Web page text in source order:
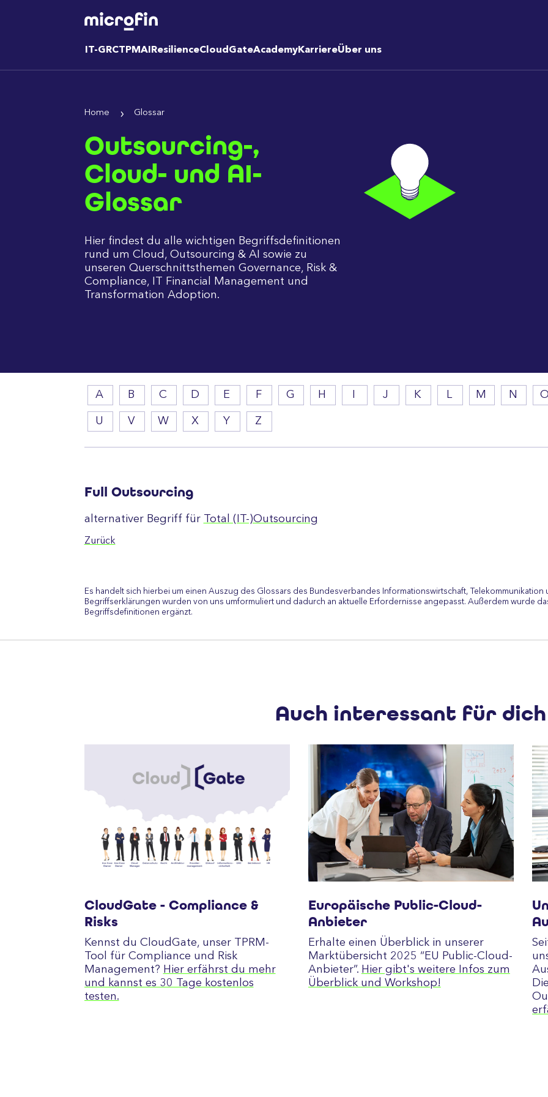
IT-GRCTPMAI ResilienceCloudGateAcademyKarriereÜber uns
Home Glossar
Outsourcing-,
Cloud- und AI-
Glossar
Hier findest du alle wichtigen Begriffsdefinitionen
rund um Cloud, Outsourcing & AI sowie zu
unseren Querschnittsthemen Governance, Risk &
Compliance, IT Financial Management und
Transformation Adoption.
A B C D E F G H J K L M N O
U V W X Y Z
Full Outsourcing
alternativer Begriff für Total (IT-)Outsourcing
Zurück
Es handelt sich hierbei um einen Auszug des Glossars des Bundesverbandes Informationswirtschaft, Telekommunikation
Begriffserklärungen wurden von uns umformuliert und dadurch an aktuelle Erfordernisse angepasst. Außerdem wurde
Begriffsdefinitionen ergänzt.
Auch interessant für dich
CloudGate - Compliance &
Risks
Kennst du CloudGate, unser TPRM-
Tool für Compliance und Risk
Management? Hier erfährst du mehr
und kannst es 30 Tage kostenlos
testen.
Europäische Public-Cloud-
Anbieter
Erhalte einen Überblick in unserer
Marktübersicht 2025 “EU Public-Cloud-
Anbieter”. Hier gibt's weitere Infos zum
Überblick und Workshop!